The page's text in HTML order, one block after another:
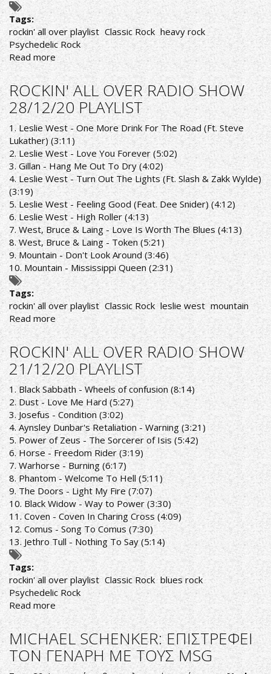
Tags:
rockin' all over playlist Classic Rock heavy rock
Psychedelic Rock
Read more about
ROCKIN'
ALL
OVER
RADIO
SHOW
1/2/21
PLAYLIST
ROCKIN' ALL OVER RADIO SHOW
28/12/20 PLAYLIST
1. Leslie West - One More Drink For The Road (Ft. Steve
Lukather) (3:11)
2. Leslie West - Love You Forever (5:02)
3. Gillan - Hang Me Out To Dry (4:02)
4. Leslie West - Turn Out The Lights (Ft. Slash & Zakk Wylde)
(3:19)
5. Leslie West - Feeling Good (Feat. Dee Snider) (4:12)
6. Leslie West - High Roller (4:13)
7. West, Bruce & Laing - Love Is Worth The Blues (4:13)
8. West, Bruce & Laing - Token (5:21)
9. Mountain - Don't Look Around (3:46)
10. Mountain - Mississippi Queen (2:31)
Tags:
rockin' all over playlist Classic Rock leslie west mountain
Read more about
ROCKIN'
ALL
OVER
RADIO
SHOW
28/12/20
PLAYLIST
ROCKIN' ALL OVER RADIO SHOW
21/12/20 PLAYLIST
1. Black Sabbath - Wheels of confusion (8:14)
2. Dust - Love Me Hard (5:27)
3. Josefus - Condition (3:02)
4. Aynsley Dunbar's Retaliation - Warning (3:21)
5. Power of Zeus - The Sorcerer of Isis (5:42)
6. Horse - Freedom Rider (3:19)
7. Warhorse - Burning (6:17)
8. Phantom - Welcome To Hell (5:11)
9. The Doors - Light My Fire (7:07)
10. Black Widow - Way to Power (3:30)
11. Coven - Coven In Charing Cross (4:09)
12. Comus - Song To Comus (7:30)
13. Jethro Tull - Nothing To Say (5:14)
Tags:
rockin' all over playlist Classic Rock blues rock
Psychedelic Rock
Read more about
ROCKIN'
ALL
OVER
RADIO
SHOW
MICHAEL SCHENKER: ΕΠΙΣΤΡΕΦΕΙ
ΤΟΝ ΓΕΝΑΡΗ ΜΕ ΤΟΥΣ MSG